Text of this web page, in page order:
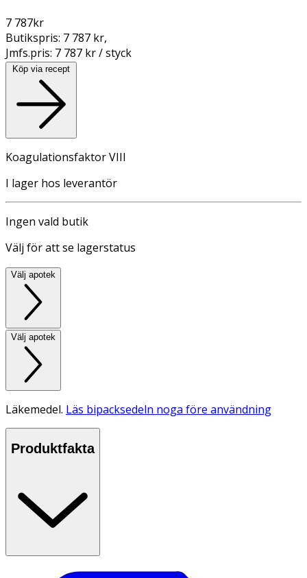
7 787kr
Butikspris: 7 787 kr,
Jmfs.pris: 7 787 kr / styck
Köp via recept
Koagulationsfaktor VIII
I lager hos leverantör
Ingen vald butik
Välj för att se lagerstatus
Välj apotek
Välj apotek
Läkemedel. Läs bipacksedeln noga före användning
Produktfakta